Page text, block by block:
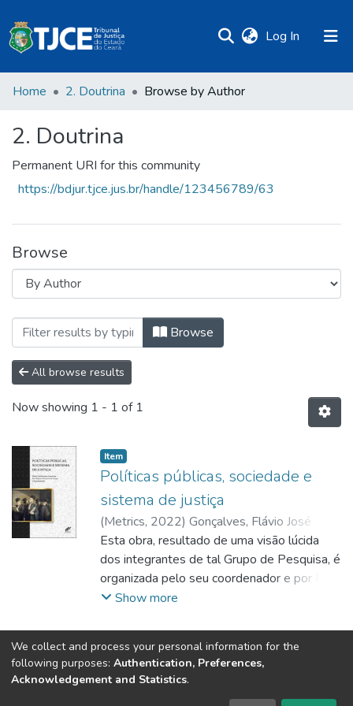
Log In (current)
Home 2. Doutrina Browse by Author
2. Doutrina
Permanent URI for this community
https://bdjur.tjce.jus.br/handle/123456789/63
Browse
Browsing 2. Doutrina by Author
Browse
All browse results
Now showing 1 - 1 of 1
Item
Políticas públicas, sociedade e
sistema de justiça
(Metrics, 2022) Gonçalves, Flávio José
Moreira (org);Araújo, Nara Rejane
Gonçalves de (org)
Esta obra, resultado de uma visão lúcida
dos integrantes de tal Grupo de Pesquisa, é
organizada pelo seu coordenador e por Nara
Rejane Gonçalves de Araújo. O livro oferece
desenvolvidos à extensão de dois anos por
pesquisadores (docentes, alunos ou
egressos) da Escola Superior de
Show more
Tribunal de Justiça do Estado do Ceará
Av. General Afonso Albuquerque Lima, S/N. - Cambeba CEP: 60822-325 -
We collect and process your personal information for the
following purposes: Authentication, Preferences,
Acknowledgement and Statistics.